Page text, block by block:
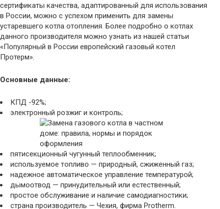
сертификаты качества, адаптированный для использования
в России, можно с успехом применить для замены
устаревшего котла отопления. Более подробно о котлах
данного производителя можно узнать из нашей статьи
«Популярный в России европейский газовый котел
Протерм».
Основные данные:
КПД -92%;
электронный розжиг и контроль;
пятисекционный чугунный теплообменник;
используемое топливо — природный, сжиженный газ;
надежное автоматическое управление температурой;
дымоотвод — принудительный или естественный;
простое обслуживание и наличие самодиагностики;
страна производитель — Чехия, фирма Protherm.